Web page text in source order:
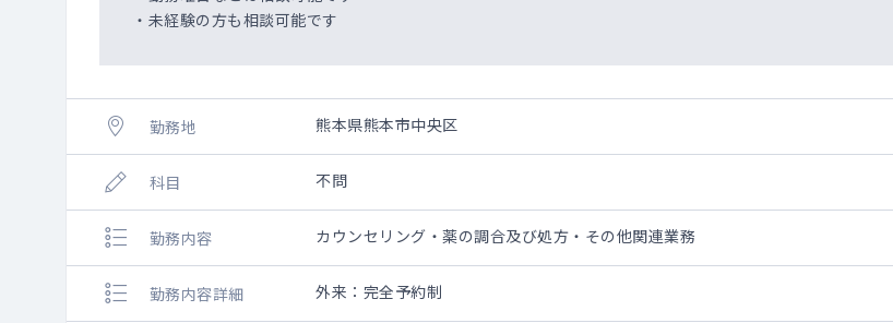
・未経験の方も相談可能です
勤務地 熊本県熊本市中央区
科目 不問
勤務内容 カウンセリング・薬の調合及び処方・その他関連業務
勤務内容詳細 外来：完全予約制